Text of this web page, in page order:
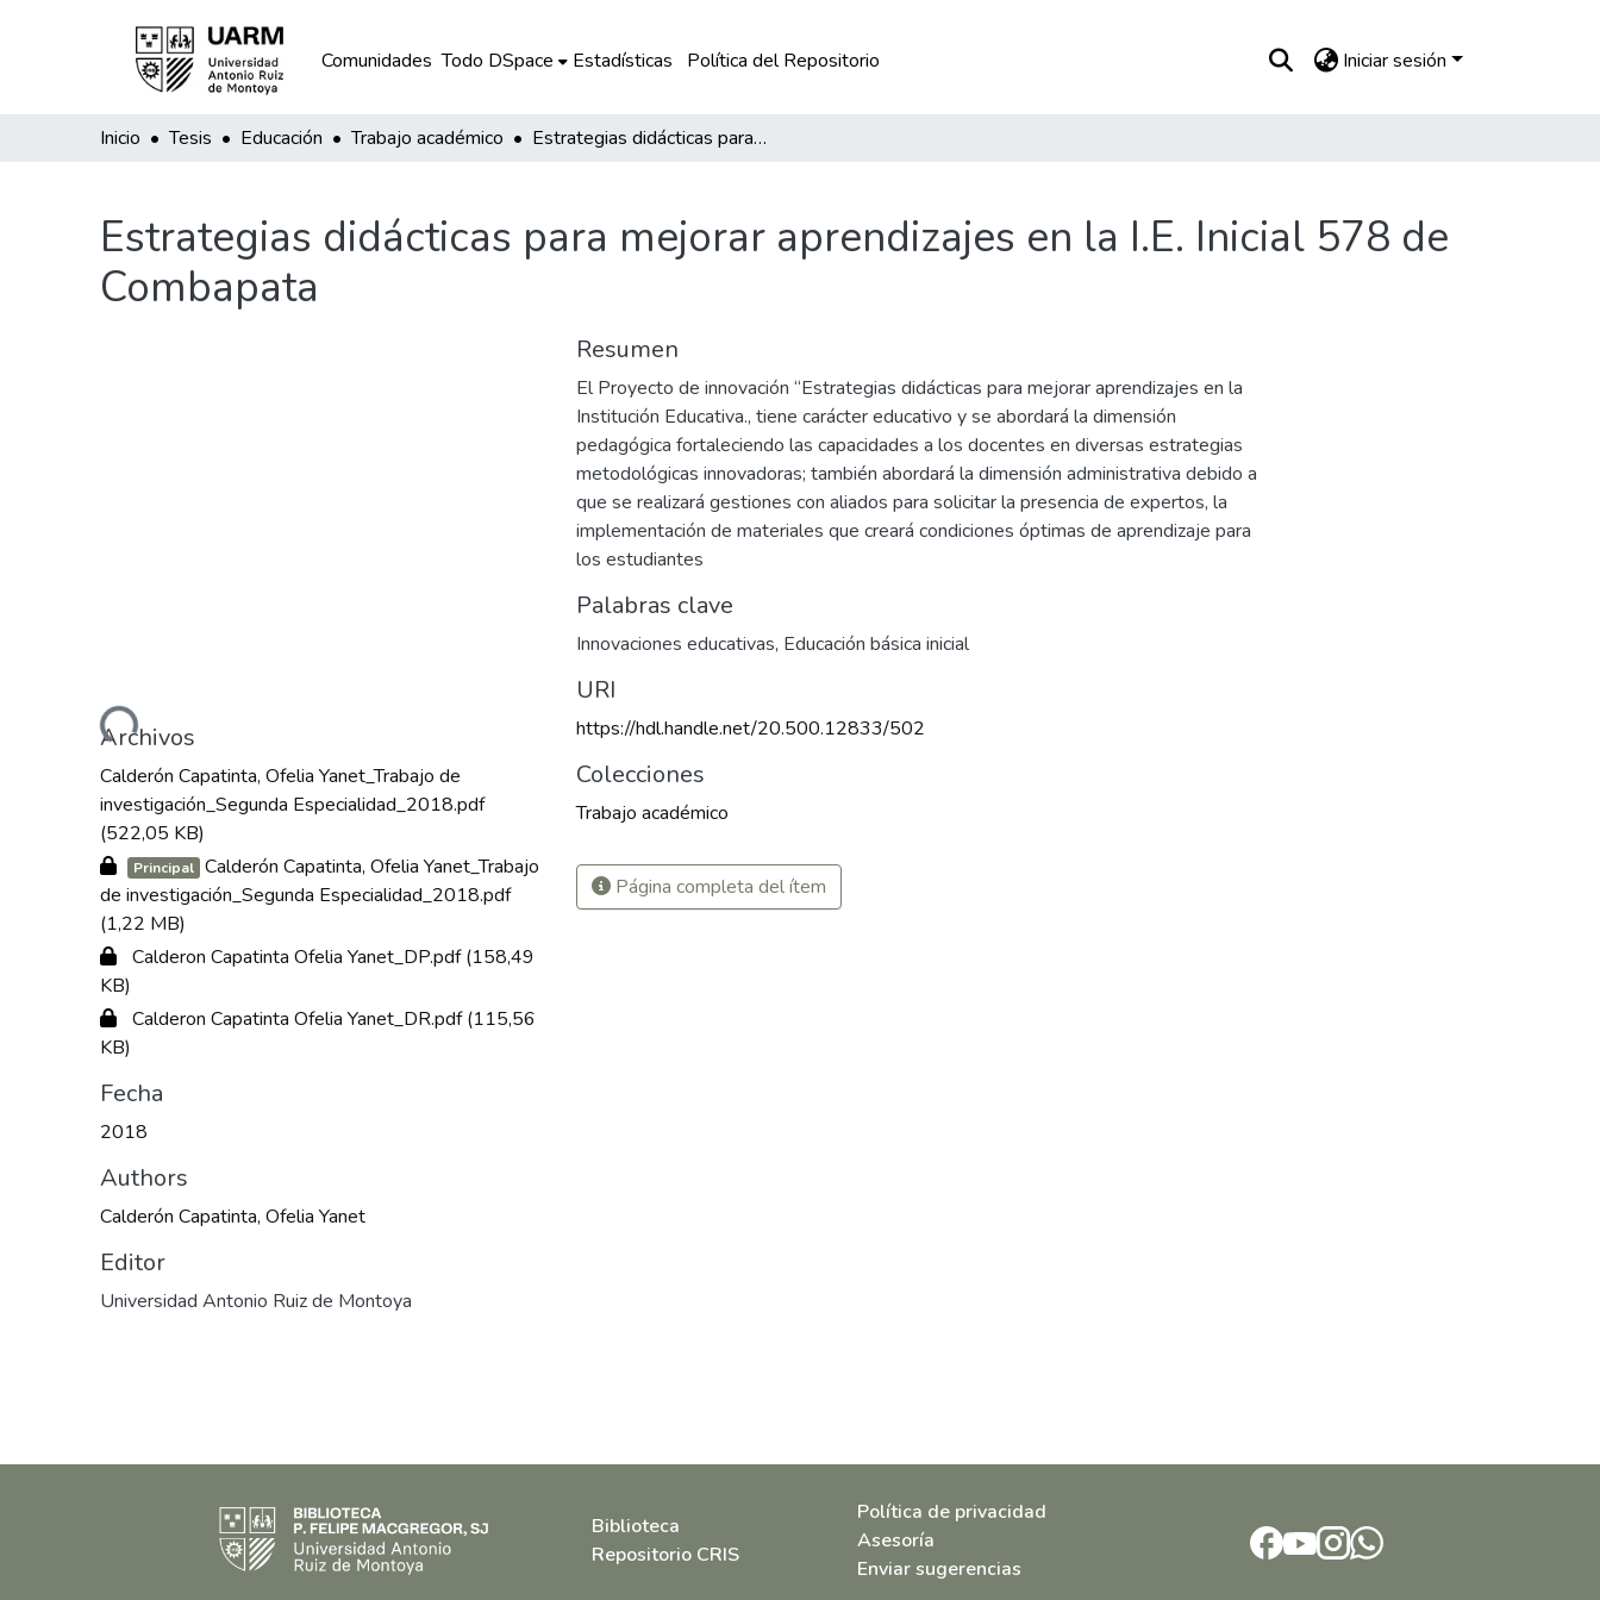
Comunidades Todo DSpace Estadísticas Política del Repositorio Iniciar sesión
Inicio Tesis Educación Trabajo académico Estrategias didácticas para mejorar aprendizajes en la I.E. Inicial 578 de Combapata
Estrategias didácticas para mejorar aprendizajes en la I.E. Inicial 578 de
Combapata
Cargando...Archivos
Calderón Capatinta, Ofelia Yanet_Trabajo de
investigación_Segunda Especialidad_2018.pdf
(522,05 KB)
Principal Calderón Capatinta, Ofelia Yanet_Trabajo
de investigación_Segunda Especialidad_2018.pdf
(1,22 MB)
Calderon Capatinta Ofelia Yanet_DP.pdf(158,49
KB)
Calderon Capatinta Ofelia Yanet_DR.pdf(115,56
KB)
Fecha
2018
Authors
Calderón Capatinta, Ofelia Yanet
Editor
Universidad Antonio Ruiz de Montoya
Resumen
El Proyecto de innovación “Estrategias didácticas para mejorar aprendizajes en la
Institución Educativa., tiene carácter educativo y se abordará la dimensión
pedagógica fortaleciendo las capacidades a los docentes en diversas estrategias
metodológicas innovadoras; también abordará la dimensión administrativa debido a
que se realizará gestiones con aliados para solicitar la presencia de expertos, la
implementación de materiales que creará condiciones óptimas de aprendizaje para
los estudiantes
Palabras clave
Innovaciones educativas, Educación básica inicial
URI
https://hdl.handle.net/20.500.12833/502
Colecciones
Trabajo académico
Página completa del ítem
Biblioteca
Repositorio CRIS
Política de privacidad
Asesoría
Enviar sugerencias